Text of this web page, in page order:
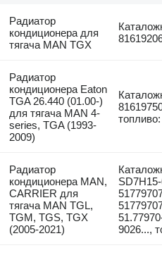
Радиатор
кондиционера для
тягача MAN TGX
Радиатор
кондиционера Eaton
TGA 26.440 (01.00-)
для тягача MAN 4-
series, TGA (1993-
2009)
Радиатор
кондиционера MAN,
CARRIER для
тягача MAN TGL,
TGM, TGS, TGX
(2005-2021)
9026...,